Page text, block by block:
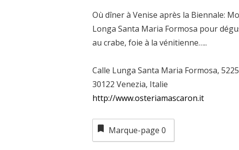
Où dîner à Venise après la Biennale:
Longa Santa Maria Formosa pour
au crabe, foie à la vénitienne…..
Calle Lunga Santa Maria Formosa, 5225
30122 Venezia, Italie
http://www.osteriamascaron.it
Marque-page 0